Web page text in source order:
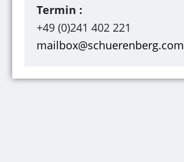
Termin :
+49 (0)241 402 221
mailbox@schuerenberg.com